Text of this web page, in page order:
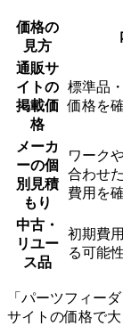
価格の
見方
通販サ
イトの
掲載価
格
標準品
価格を
メーカ
ーの個
別見積
もり
ワーク
合わせ
費用を
中古・
リユー
ス品
初期費
る可能
「パーツフィー
サイトの価格で